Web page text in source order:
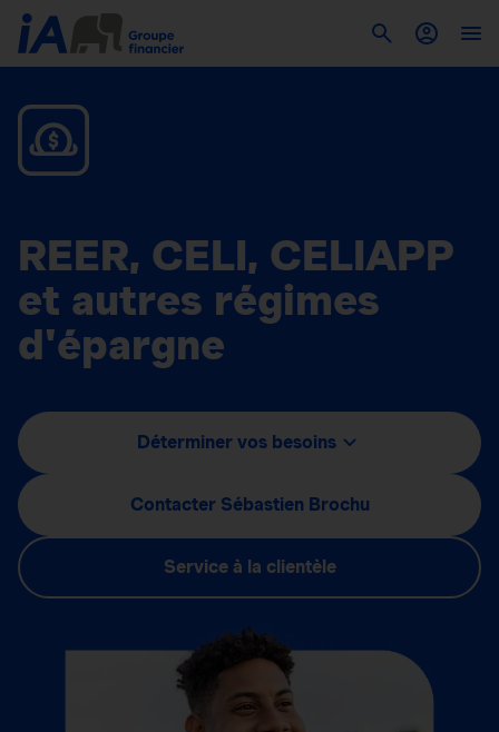
REER, CELI, CELIAPP
et autres régimes
d'épargne
Déterminer vos besoins
Contacter Sébastien Brochu
Service à la clientèle